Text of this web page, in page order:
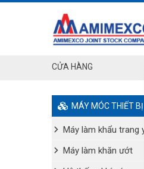
CỬA HÀNG
MÁY MÓC THIẾT BỊ
Máy làm khẩu trang
Máy làm khăn ướt